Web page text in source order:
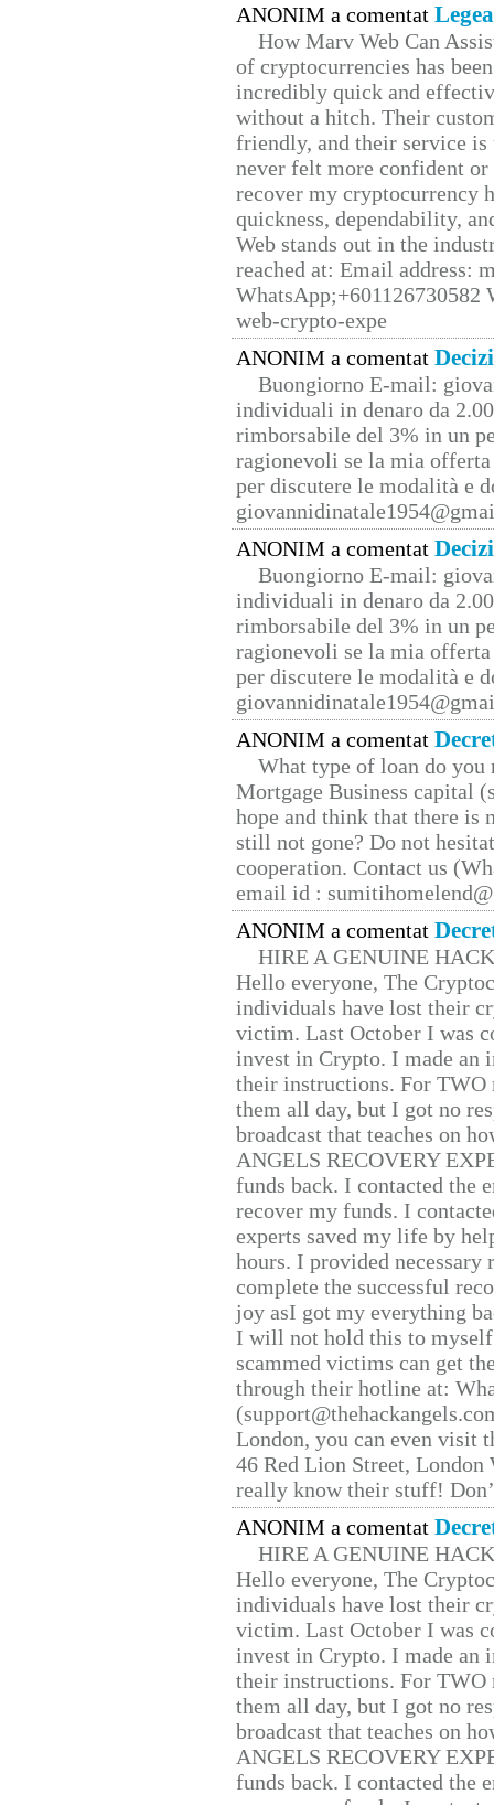
ANONIM a comentat
How Marv Web Can
of cryptocurrencies has
incredibly quick and
without a hitch. Their
friendly, and their service
never felt more confident
recover my cryptocurrency
quickness, dependability,
Web stands out in the
reached at: Email address:
web-crypto-expe
ANONIM a comentat
Buongiorno E-mail:
individuali in denaro da
rimborsabile del 3% in un
ragionevoli se la mia
per discutere le modalità e
ANONIM a comentat
Buongiorno E-mail:
individuali in denaro da
rimborsabile del 3% in un
ragionevoli se la mia
per discutere le modalità e
ANONIM a comentat
What type of loan do you
Mortgage Business capital
hope and think that there is
still not gone? Do not
cooperation. Contact us
email id :
ANONIM a comentat
HIRE A GENUINE
Hello everyone, The
individuals have lost their
victim. Last October I was
invest in Crypto. I made
their instructions. For TWO
them all day, but I got no
broadcast that teaches on
ANGELS RECOVERY
funds back. I contacted the
recover my funds. I
experts saved my life by
hours. I provided
complete the successful
joy asI got my everything
I will not hold this to
scammed victims can get
through their hotline at:
London, you can even visit
46 Red Lion Street, London
really know their stuff!
ANONIM a comentat
HIRE A GENUINE
Hello everyone, The
individuals have lost their
victim. Last October I was
invest in Crypto. I made
their instructions. For TWO
them all day, but I got no
broadcast that teaches on
ANGELS RECOVERY
funds back. I contacted the